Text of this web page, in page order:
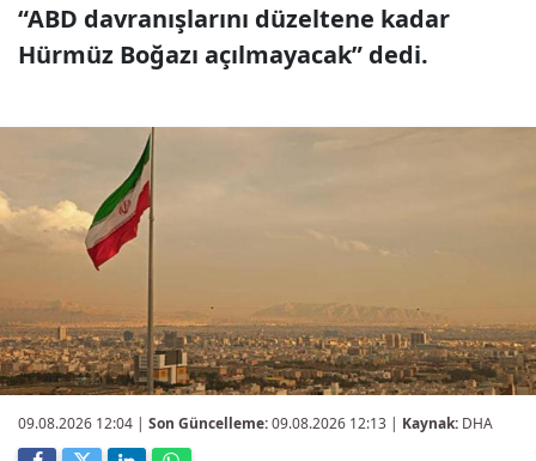
“ABD davranışlarını düzeltene kadar
Hürmüz Boğazı açılmayacak” dedi.
09.08.2026 12:04 | Son Güncelleme:09.08.2026 12:13 | Kaynak: DHA